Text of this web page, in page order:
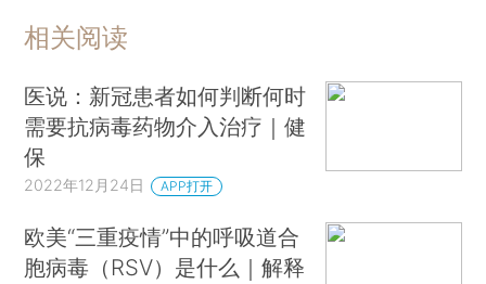
相关阅读
医说：新冠患者如何判断何时
需要抗病毒药物介入治疗｜健
保
2022年12月24日 APP打开
欧美“三重疫情”中的呼吸道合
胞病毒（RSV）是什么｜解释